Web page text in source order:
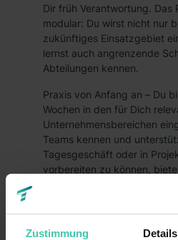
Zustimmung Details
Dir früh Verantwortung. Das
modular: Du wirst nicht nur
zukünftiges Einsatzgebiet
lernst auch angrenzende
Abteilungen kennen.
Praxis von Anfang an – Du
Wochen in den für Dich
Unternehmensbereichen
Teams kennen und
Tagesgeschäft oder in
vorbereiten zu können,
Programm für bestimmte
Du bewirbst dich auf ein
dem Bereich, in dem Du
möchten, z.B. Marketing,